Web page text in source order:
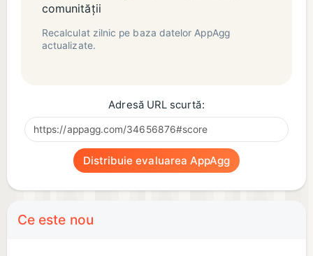
comunității
Recalculat zilnic pe baza datelor AppAgg
actualizate.
Adresă URL scurtă:
Distribuie evaluarea AppAgg
Ce este nou